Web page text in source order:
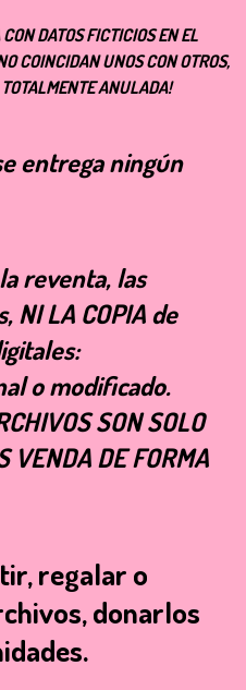
DATOS FICTICIOS EN EL
COINCIDAN UNOS CON OTROS,
ANULADA!
entrega ningún
reventa, las
NI LA COPIA de
o modificado.
SON SOLO
VENDA DE FORMA
regalar o
donarlos